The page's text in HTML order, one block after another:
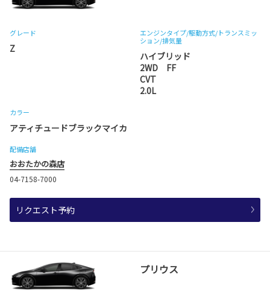
グレード
Z
エンジンタイプ/駆動方式/トランスミッ
ション/排気量
ハイブリッド
2WD FF
CVT
2.0L
カラー
アティチュードブラックマイカ
配備店舗
おおたかの森店
04-7158-7000
リクエスト予約
プリウス